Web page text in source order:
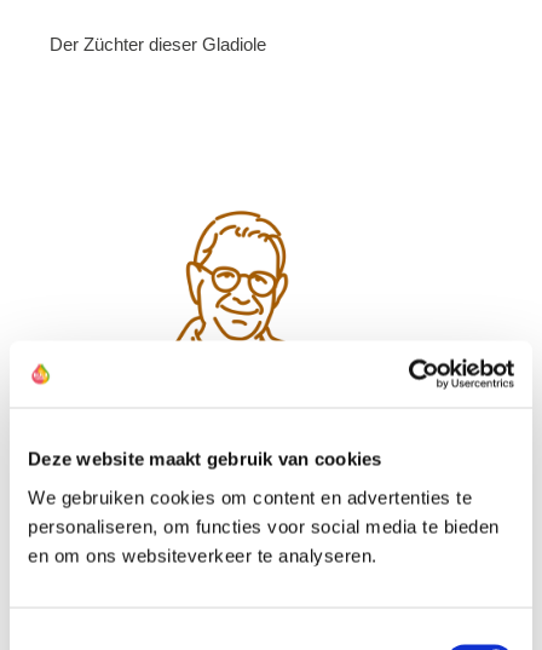
Deze website maakt gebruik van cookies
We gebruiken cookies om content en advertenties te
personaliseren, om functies voor social media te bieden
en om ons websiteverkeer te analyseren.
Der Züchter dieser Gladiole